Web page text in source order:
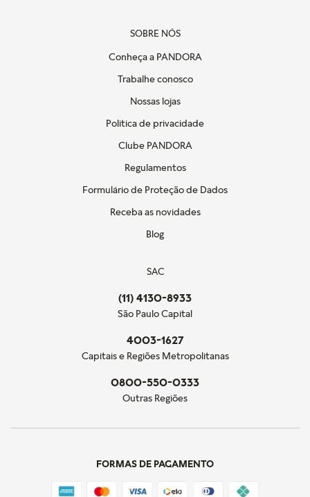
SOBRE NÓS
Conheça a PANDORA
Trabalhe conosco
Nossas lojas
Politica de privacidade
Clube PANDORA
Regulamentos
Formulário de Proteção de Dados
Receba as novidades
Blog
SAC
(11) 4130-8933
São Paulo Capital
4003-1627
Capitais e Regiões Metropolitanas
0800-550-0333
Outras Regiões
FORMAS DE PAGAMENTO